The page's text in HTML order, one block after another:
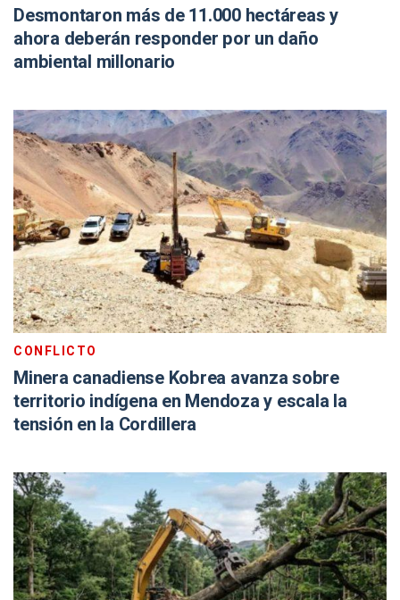
Desmontaron más de 11.000 hectáreas y
ahora deberán responder por un daño
ambiental millonario
CONFLICTO
Minera canadiense Kobrea avanza sobre
territorio indígena en Mendoza y escala la
tensión en la Cordillera